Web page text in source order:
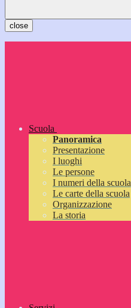
close
Scuola
Panoramica
Presentazione
I luoghi
Le persone
I numeri della scuola
Le carte della scuola
Organizzazione
La storia